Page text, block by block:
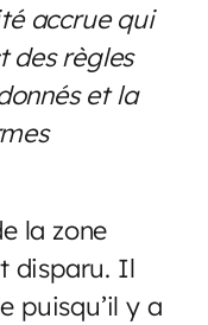
accrue qui
des règles
et la
la zone
disparu. Il
puisqu’il y a